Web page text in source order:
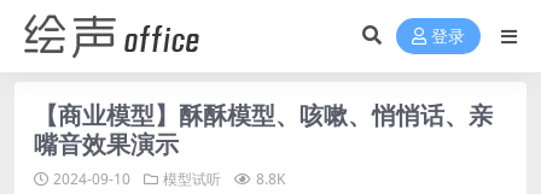
登录
【商业模型】酥酥模型、咳嗽、悄悄话、亲
嘴音效果演示
2024-09-10 模型试听 8.8K